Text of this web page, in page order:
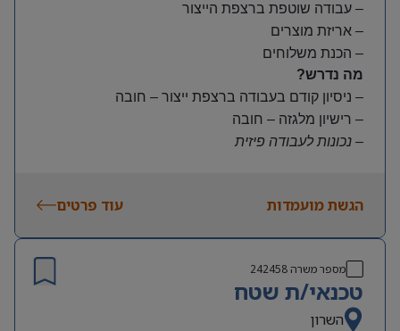
– עבודה שוטפת ברצפת הייצור
– אריזת מוצרים
– הכנת משלוחים
מה נדרש?
– ניסיון קודם בעבודה ברצפת ייצור – חובה
– רישיון מלגזה – חובה
– נכונות לעבודה פיזית
משרה מלאה | ימים א-ה | 6:30-15:30
קרן השתלמות ובונוסים
עובד חברה מהיום הראשון
מיקום: חדרה
הגשת מועמדות עוד פרטים
מספר משרה242458
טכנאי/ת שטח
השרון